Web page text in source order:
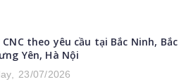
CNC theo yêu cầu tại Bắc Ninh, Bắc
Yên, Hà Nội
23/07/2026